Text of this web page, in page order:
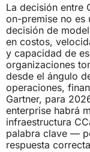
La decisión entre
on-premise no es
decisión de
en costos,
y capacidad de
organizaciones
desde el ángulo
operaciones,
Gartner, para
enterprise habrá
infraestructura
palabra clave —
respuesta